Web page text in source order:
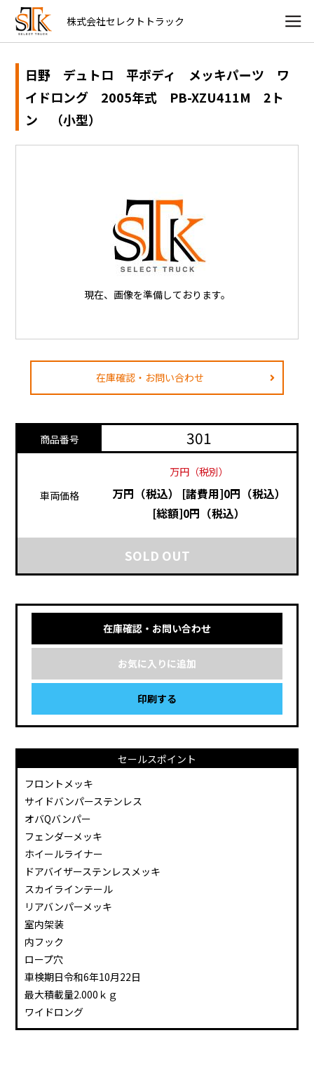
株式会社セレクトトラック
日野 デュトロ 平ボディ メッキパーツ ワ
イドロング 2005年式 PB-XZU411M 2ト
ン （小型）
現在、画像を準備しております。
在庫確認・お問い合わせ
商品番号 301
車両価格
万円（税別）
万円（税込）
[諸費用]0円（税込）
[総額]0円（税込）
SOLD OUT
在庫確認・お問い合わせ
お気に入りに追加
印刷する
セールスポイント
フロントメッキ
サイドバンパーステンレス
オバQバンパー
フェンダーメッキ
ホイールライナー
ドアバイザーステンレスメッキ
スカイラインテール
リアバンパーメッキ
室内架装
内フック
ロープ穴
車検期日令和6年10月22日
最大積載量2.000ｋｇ
ワイドロング